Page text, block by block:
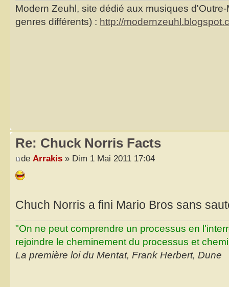
Modern Zeuhl, site dédié aux musiques
genres différents) : http://
Re: Chuck Norris Facts
de Arrakis » Dim 1 Mai 2011 17:04
Chuch Norris a fini Mario Bros sans
"On ne peut comprendre un processus en
rejoindre le cheminement du processus et
La première loi du Mentat, Frank Herbert, Dune